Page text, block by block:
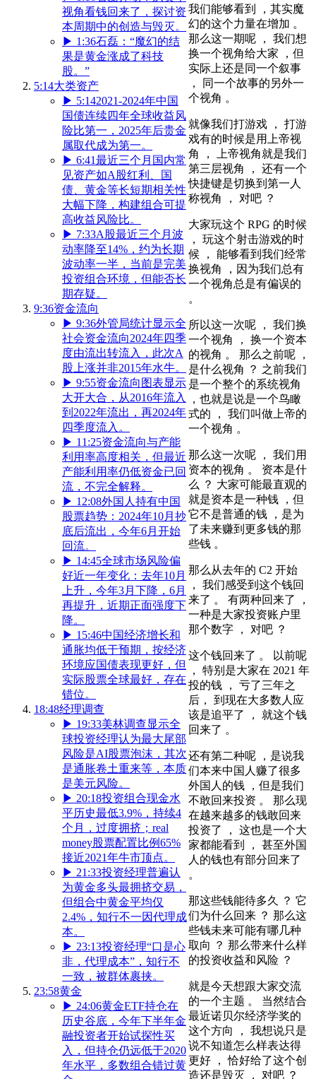
视角看钱回来了，探讨资
本周期中的创造与毁灭。
▶ 1:36石磊：“魔幻的结
果是黄金涨成了科技
股。”
5:14大类资产
▶ 5:142021-2024年中国
国债连续四年全球收益风
险比第一，2025年后贵金
属取代成为第一。
▶ 6:41最近三个月国内常
见资产如A股红利、国
债、黄金等长短期相关性
大幅下降，构建组合可提
高收益风险比。
▶ 7:33A股最近三个月波
动率降至14%，约为长期
波动率一半，当前是完美
投资组合环境，但能否长
期存疑。
9:36资金流向
▶ 9:36外管局统计显示全
社会资金流向2024年四季
度由流出转流入，此次A
股上涨并非2015年水牛。
▶ 9:55资金流向图表显示
大开大合，从2016年流入
到2022年流出，再2024年
四季度流入。
▶ 11:25资金流向与产能
利用率高度相关，但最近
产能利用率仍低资金已回
流，不完全解释。
▶ 12:08外国人持有中国
股票趋势：2024年10月抄
底后流出，今年6月开始
回流。
▶ 14:45全球市场风险偏
好近一年变化：去年10月
上升，今年3月下降，6月
再提升，近期正面强度下
降。
▶ 15:46中国经济增长和
通胀均低于预期，按经济
环境应国债表现更好，但
实际股票全球最好，存在
错位。
18:48经理调查
▶ 19:33美林调查显示全
球投资经理认为最大尾部
风险是AI股票泡沫，其次
是通胀卷土重来等，本质
是美元风险。
▶ 20:18投资组合现金水
平历史最低3.9%，持续4
个月，过度拥挤；real
money股票配置比例65%
接近2021年牛市顶点。
▶ 21:33投资经理普遍认
为黄金多头最拥挤交易，
但组合中黄金平均仅
2.4%，知行不一因代理成
本。
▶ 23:13投资经理“口是心
非，代理成本”，知行不
一致，被群体裹挟。
23:58黄金
▶ 24:06黄金ETF持仓在
历史谷底，今年下半年金
融投资者开始试探性买
入，但持仓仍远低于2020
年水平，多数组合错过黄
我们能够看到 ，其实魔
幻的这个力量在增加 。
那么这一期呢 ， 我们想
换一个视角给大家 ，但
实际上还是同一个叙事
， 同一个故事的另外一
个视角 。
就像我们打游戏 ， 打游
戏有的时候是用上帝视
角 ， 上帝视角就是我们
第三层视角 ， 还有一个
快捷键是切换到第一人
称视角 ， 对吧 ？
大家玩这个 RPG 的时候
， 玩这个射击游戏的时
候 ， 能够看到我们经常
换视角 ，因为我们总有
一个视角总是有偏误的
。
所以这一次呢 ， 我们换
一个视角 ， 换一个资本
的视角 。 那么之前呢 ，
是什么视角 ？ 之前我们
是一个整个的系统视角
，也就是说是一个鸟瞰
式的 ， 我们叫做上帝的
一个视角 。
那么这一次呢 ， 我们用
资本的视角 。 资本是什
么 ？ 大家可能最直观的
就是资本是一种钱 ，但
它不是普通的钱 ，是为
了未来赚到更多钱的那
些钱 。
那么从去年的 C2 开始
， 我们感受到这个钱回
来了 。 有两种回来了 ，
一种是大家投资账户里
那个数字 ， 对吧 ？
这个钱回来了 。 以前呢
， 特别是大家在 2021 年
投的钱 ， 亏了三年之
后， 到现在大多数人应
该是追平了 ， 就这个钱
回来了 。
还有第二种呢 ，是说我
们本来中国人赚了很多
外国人的钱 ，但是我们
不敢回来投资 。 那么现
在越来越多的钱敢回来
投资了 ， 这也是一个大
家都能看到 ， 甚至外国
人的钱也有部分回来了
。
那这些钱能待多久 ？ 它
们为什么回来 ？ 那么这
些钱未来可能有哪几种
取向 ？ 那么带来什么样
的投资收益和风险 ？
就是今天想跟大家交流
的一个主题 。 当然结合
最近诺贝尔经济学奖的
这个方向 ， 我想说只是
说不知道怎么样表达得
更好 ， 恰好给了这个创
造还是毁灭 ， 对吧 ？